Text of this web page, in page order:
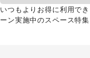
いつもよりお得に利用で
ーン実施中のスペース特集